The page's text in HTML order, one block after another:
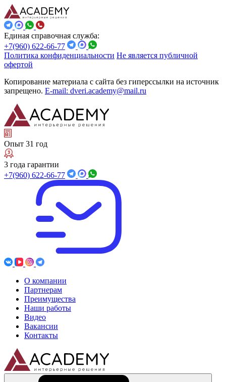
Единая справочная служба:
+7(960) 622-66-77
Политика конфиденциальности Не является публичной
офертой
Копирование материала с сайта без гиперссылки на источник
запрещено. E-mail: dveri.academy@mail.ru
Опыт 31 год
3 года гарантии
+7(960) 622-66-77
О компании
Партнерам
Преимущества
Наши работы
Видео
Вакансии
Контакты